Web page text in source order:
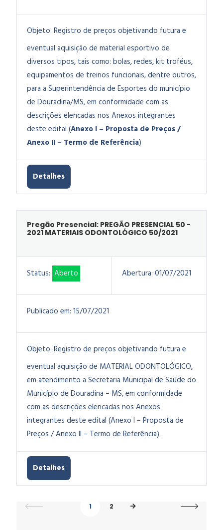
Objeto: Registro de preços objetivando futura e
eventual aquisição de material esportivo de
diversos tipos, tais como: bolas, redes, kit troféus,
equipamentos de treinos funcionais, dentre outros,
para a Superintendência de Esportes do município
de Douradina/MS, em conformidade com as
descrições elencadas nos Anexos integrantes
deste edital (Anexo I – Proposta de Preços /
Anexo II – Termo de Referência)
Detalhes
Pregão Presencial: PREGÃO PRESENCIAL 50 -
2021 MATERIAIS ODONTOLÓGICO 50/2021
Status: Aberto Abertura: 01/07/2021
Publicado em: 15/07/2021
Objeto: Registro de preços objetivando futura e
eventual aquisição de MATERIAL ODONTOLÓGICO,
em atendimento a Secretaria Municipal de Saúde do
Município de Douradina – MS, em conformidade
com as descrições elencadas nos Anexos
integrantes deste edital (Anexo I – Proposta de
Preços / Anexo II – Termo de Referência).
Detalhes
1 2